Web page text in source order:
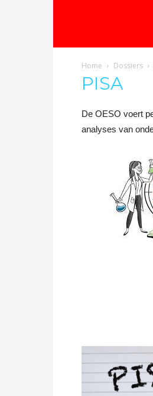
voor
een
democratische
Home Dossiers
PISA
De OESO voert
analyses van